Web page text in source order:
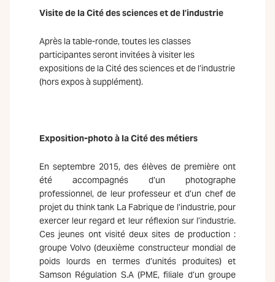
Visite de la Cité des sciences et de l’industrie
Après la table-ronde, toutes les classes
participantes seront invitées à visiter les
expositions de la Cité des sciences et de l’industrie
(hors expos à supplément).
Exposition-photo à la Cité des métiers
En septembre 2015, des élèves de première ont
été accompagnés d’un photographe
professionnel, de leur professeur et d’un chef de
projet du think tank La Fabrique de l’industrie, pour
exercer leur regard et leur réflexion sur l’industrie.
Ces jeunes ont visité deux sites de production :
groupe Volvo (deuxième constructeur mondial de
poids lourds en termes d’unités produites) et
Samson Régulation S.A (PME, filiale d’un groupe